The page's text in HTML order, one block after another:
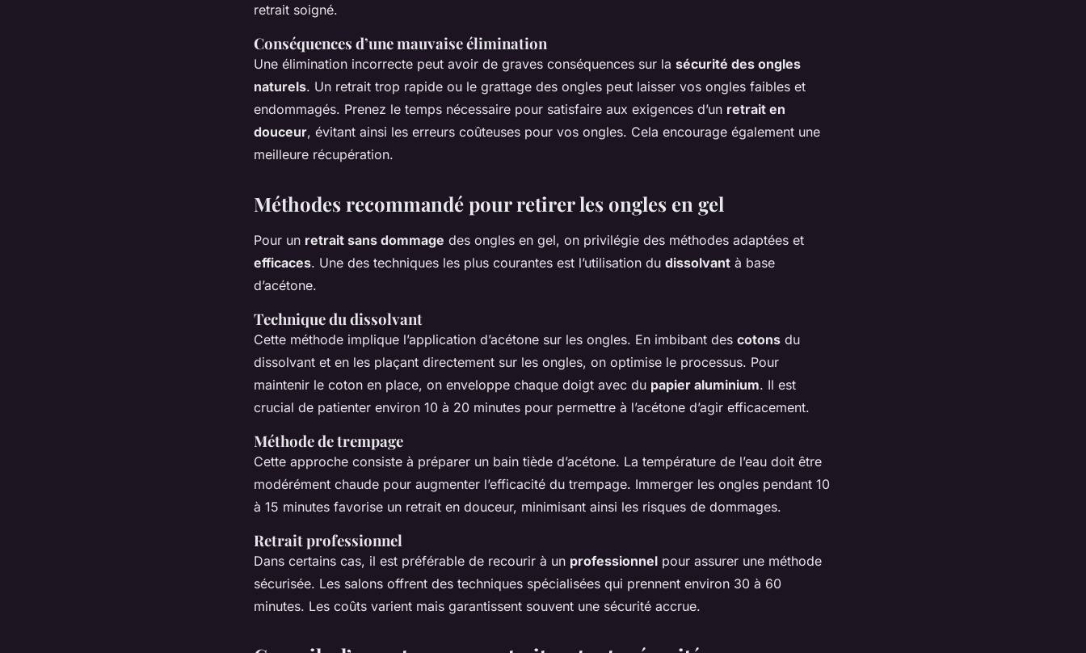
retrait soigné.
Conséquences d’une mauvaise élimination
Une élimination incorrecte peut avoir de graves conséquences sur la sécurité des ongles
naturels. Un retrait trop rapide ou le grattage des ongles peut laisser vos ongles faibles et
endommagés. Prenez le temps nécessaire pour satisfaire aux exigences d’un retrait en
douceur, évitant ainsi les erreurs coûteuses pour vos ongles. Cela encourage également une
meilleure récupération.
Méthodes recommandé pour retirer les ongles en gel
Pour un retrait sans dommage des ongles en gel, on privilégie des méthodes adaptées et
efficaces. Une des techniques les plus courantes est l’utilisation du dissolvant à base
d’acétone.
Technique du dissolvant
Cette méthode implique l’application d’acétone sur les ongles. En imbibant des cotons du
dissolvant et en les plaçant directement sur les ongles, on optimise le processus. Pour
maintenir le coton en place, on enveloppe chaque doigt avec du papier aluminium. Il est
crucial de patienter environ 10 à 20 minutes pour permettre à l’acétone d’agir efficacement.
Méthode de trempage
Cette approche consiste à préparer un bain tiède d’acétone. La température de l’eau doit être
modérément chaude pour augmenter l’efficacité du trempage. Immerger les ongles pendant 10
à 15 minutes favorise un retrait en douceur, minimisant ainsi les risques de dommages.
Retrait professionnel
Dans certains cas, il est préférable de recourir à un professionnel pour assurer une méthode
sécurisée. Les salons offrent des techniques spécialisées qui prennent environ 30 à 60
minutes. Les coûts varient mais garantissent souvent une sécurité accrue.